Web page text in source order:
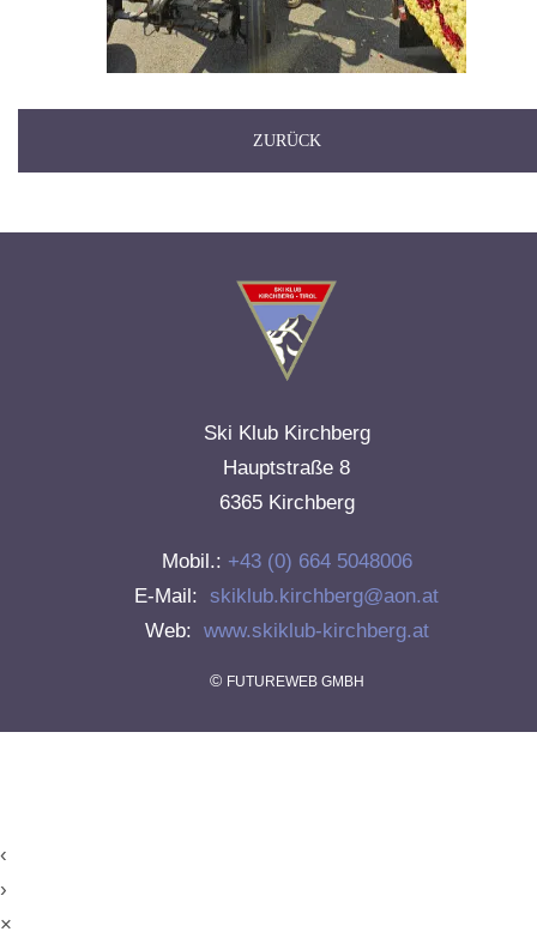
ZURÜCK
Ski Klub Kirchberg
Hauptstraße 8
6365 Kirchberg
Mobil.: +43 (0) 664 5048006
E-Mail:
skiklub.kirchberg@aon.at
Web: www.skiklub-kirchberg.at
© FUTUREWEB GMBH
‹
›
×